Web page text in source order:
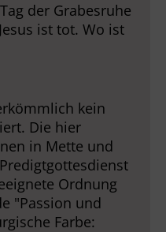
der Grabesruhe
ist tot. Wo ist
kein
Die hier
in Mette und
Ordnung
"Passion und
Farbe: